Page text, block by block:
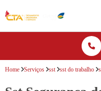
Home Serviços sst sst do trabalho